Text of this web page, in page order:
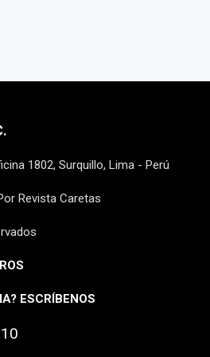
1802, Surquillo, Lima - Perú
Revista Caretas
ESCRÍBENOS